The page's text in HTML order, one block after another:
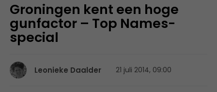
Groningen kent een hoge
gunfactor – Top Names-
special
Leonieke Daalder 21 juli 2014, 09:00